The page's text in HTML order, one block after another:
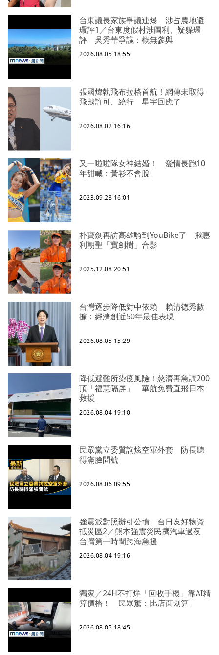
台東議長家族爭議連爆 涉占農地避
環評1／台東度假村涉圖利、疑躲環
評 吳秀華爭議：概無參與
2026.08.05 18:55
張國煒執飛布拉格首航！網傳未取得
飛越許可、繞行 星宇回應了
2026.08.02 16:16
又一啦啦隊女神結婚！ 愛情長跑10
年甜喊：黃衫不會脫
2023.09.28 16:01
朴寶劍再訪高雄騎到YouBike了 揪惠
利朝聖「寶劍樹」合影
2025.12.08 20:51
台灣逐步降低對中依賴 賴清德秀數
據：經濟創近50年最佳表現
2026.08.05 15:29
降低避難所染疫風險！慈濟再急調200
頂「福慧隔屏」 華航免費直飛日本
救援
2026.08.04 19:10
民眾黨立委質詢炫空軍外套 防長聽
得滿臉問號
2026.08.06 09:55
強震派對照辦引公憤 台日友好物資
抵災區2／熊本強震災民擠汽車過夜
台灣第一時間跨海急援
2026.08.04 19:16
獨家／24H不打烊「回收手機」靠AI精
算價格！ 民眾驚：比店面划算
2026.08.05 18:45